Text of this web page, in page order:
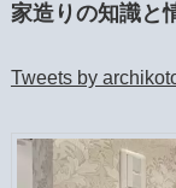
家造りの知識と
Tweets by